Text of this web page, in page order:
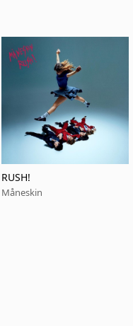
RUSH!
Måneskin